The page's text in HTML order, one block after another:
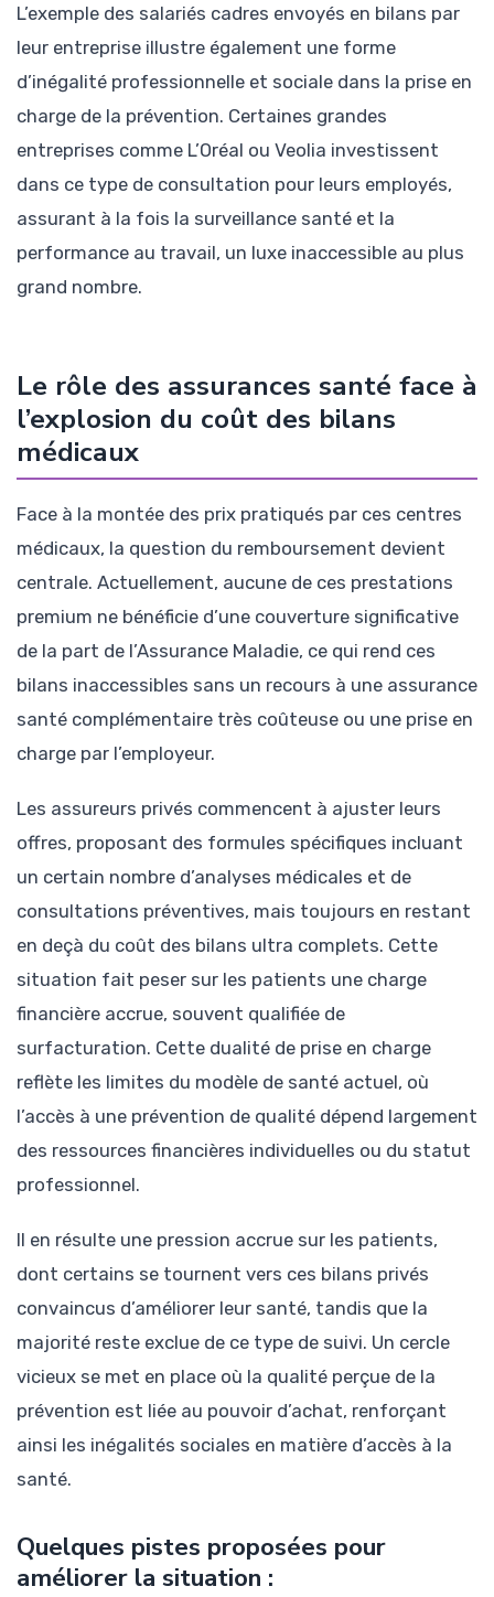
L’exemple des salariés cadres envoyés en bilans par
leur entreprise illustre également une forme
d’inégalité professionnelle et sociale dans la prise en
charge de la prévention. Certaines grandes
entreprises comme L’Oréal ou Veolia investissent
dans ce type de consultation pour leurs employés,
assurant à la fois la surveillance santé et la
performance au travail, un luxe inaccessible au plus
grand nombre.
Le rôle des assurances santé face à
l’explosion du coût des bilans
médicaux
Face à la montée des prix pratiqués par ces centres
médicaux, la question du remboursement devient
centrale. Actuellement, aucune de ces prestations
premium ne bénéficie d’une couverture significative
de la part de l’Assurance Maladie, ce qui rend ces
bilans inaccessibles sans un recours à une assurance
santé complémentaire très coûteuse ou une prise en
charge par l’employeur.
Les assureurs privés commencent à ajuster leurs
offres, proposant des formules spécifiques incluant
un certain nombre d’analyses médicales et de
consultations préventives, mais toujours en restant
en deçà du coût des bilans ultra complets. Cette
situation fait peser sur les patients une charge
financière accrue, souvent qualifiée de
surfacturation. Cette dualité de prise en charge
reflète les limites du modèle de santé actuel, où
l’accès à une prévention de qualité dépend largement
des ressources financières individuelles ou du statut
professionnel.
Il en résulte une pression accrue sur les patients,
dont certains se tournent vers ces bilans privés
convaincus d’améliorer leur santé, tandis que la
majorité reste exclue de ce type de suivi. Un cercle
vicieux se met en place où la qualité perçue de la
prévention est liée au pouvoir d’achat, renforçant
ainsi les inégalités sociales en matière d’accès à la
santé.
Quelques pistes proposées pour
améliorer la situation :